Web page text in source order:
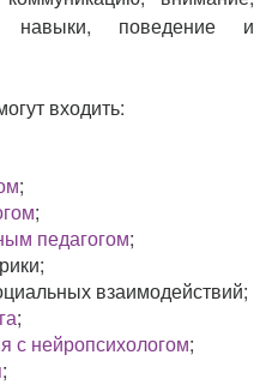
навыки, поведение и
входить:
;
;
педагогом;
взаимодействий;
;
с нейропсихологом;
;